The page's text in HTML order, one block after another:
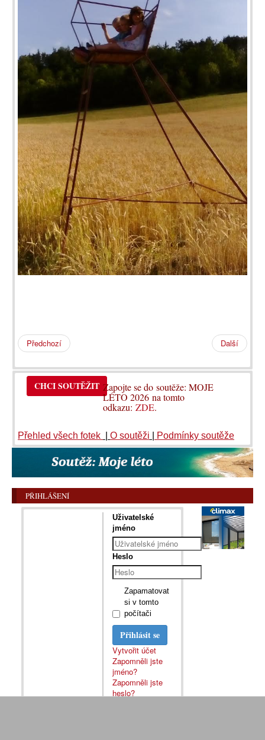
Předchozí Další
CHCI SOUTĚŽIT Zapojte se do soutěže: MOJE
LÉTO 2026 na tomto
odkazu:ZDE.
Přehled všech fotek O soutěži Podmínky soutěže
PŘIHLÁŠENÍ
Uživatelské
jméno
Heslo
Zapamatovat
si v tomto
počítači
Přihlásit se
Vytvořit účet
Zapomněli jste
jméno?
Zapomněli jste
heslo?